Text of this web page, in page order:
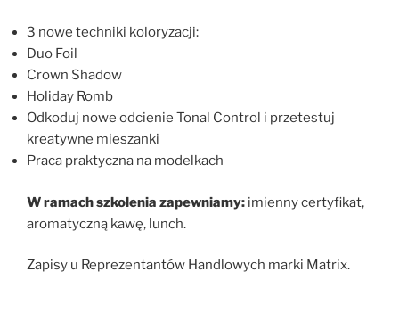
3 nowe techniki koloryzacji:
Duo Foil
Crown Shadow
Holiday Romb
Odkoduj nowe odcienie Tonal Control i przetestuj
kreatywne mieszanki
Praca praktyczna na modelkach
W ramach szkolenia zapewniamy: imienny certyfikat,
aromatyczną kawę, lunch.
Zapisy u Reprezentantów Handlowych marki Matrix.